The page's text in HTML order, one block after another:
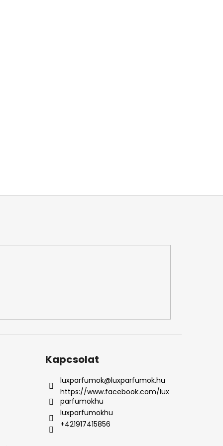
Kapcsolat
luxparfumok@luxparfumok.hu
https://www.facebook.com/lux
parfumokhu
luxparfumokhu
+421917415856